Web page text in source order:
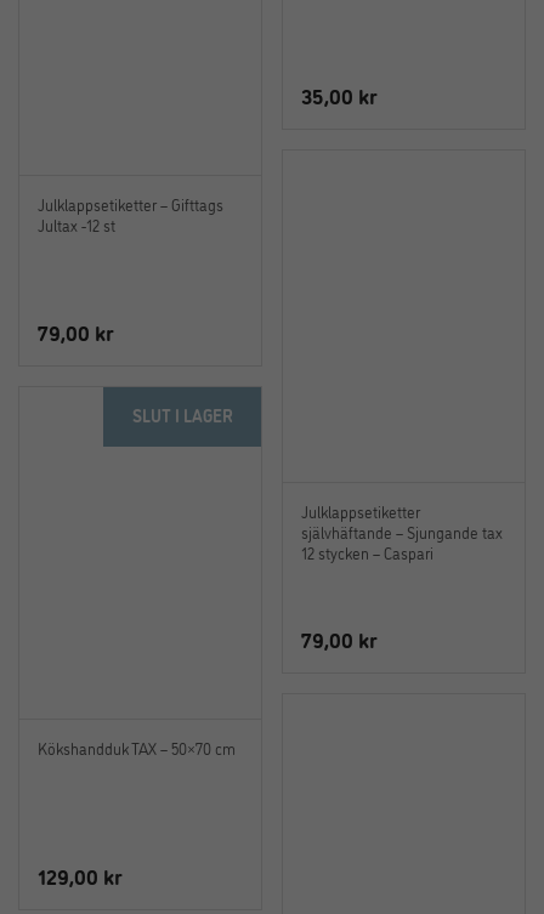
35,00 kr
Julklappsetiketter – Gifttags
Jultax -12 st
79,00 kr
Julklappsetiketter
självhäftande – Sjungande tax
12 stycken – Caspari
79,00 kr
SLUT I LAGER
Kökshandduk TAX – 50×70 cm
129,00 kr